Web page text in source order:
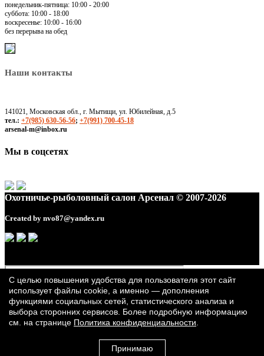
понедельник-пятница: 10:00 - 20:00
суббота: 10:00 - 18:00
воскресенье: 10:00 - 16:00
без перерыва на обед
Наши контакты
141021, Московская обл., г. Мытищи, ул. Юбилейная, д.5
тел.: +7(985) 630-56-56; +7(991) 700-45-18
arsenal-m@inbox.ru
Мы в соцсетях
Охотничье-рыболовный салон Арсенал © 2007-2026
Created by nvo87@yandex.ru
С целью повышения удобства для пользователя этот сайт
использует файлы cookie, а именно — дополнения
функциями социальных сетей, статистического анализа и
выбора сторонних сервисов. Более подробную информацию
см. на странице Политика конфиденциальности
Принимаю